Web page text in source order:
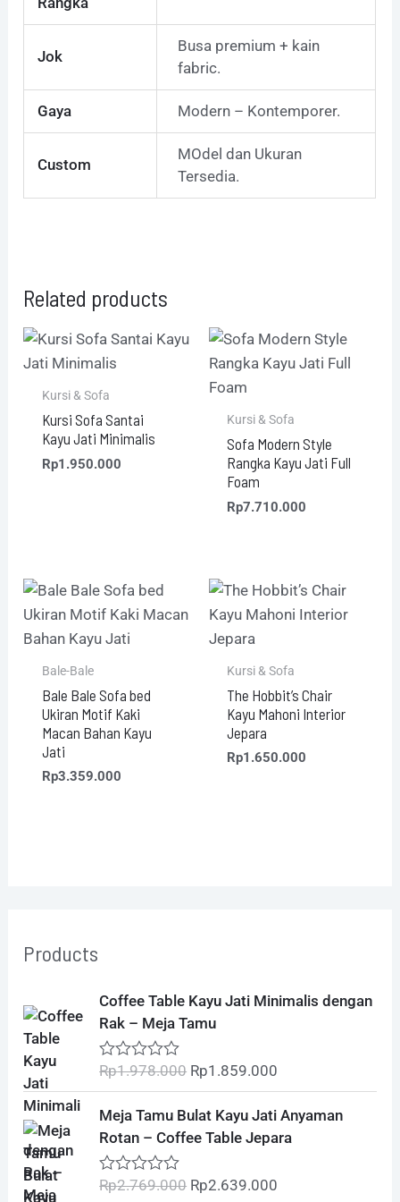
Products
Coffee Table Kayu Jati Minimalis dengan
Rak – Meja Tamu
R
e
d
0
o
u
t
Rp1.978.000
i
a
l
r
Rp1.859.000
t
p
Meja Tamu Bulat Kayu Jati Anyaman
Rotan – Coffee Table Jepara
R
Rp2.769.000
O
i
Rp2.639.000
Jok
Busa premium + kain
fabric.
Gaya Modern – Kontemporer.
Custom
MOdel dan Ukuran
Tersedia.
Related products
Kursi & Sofa
Kursi Sofa Santai
Kayu Jati Minimalis
Rp1.950.000
Kursi & Sofa
Sofa Modern Style
Rangka Kayu Jati Full
Foam
Rp7.710.000
Bale-Bale
Bale Bale Sofa bed
Ukiran Motif Kaki
Macan Bahan Kayu
Jati
Rp3.359.000
Kursi & Sofa
The Hobbit’s Chair
Kayu Mahoni Interior
Jepara
Rp1.650.000